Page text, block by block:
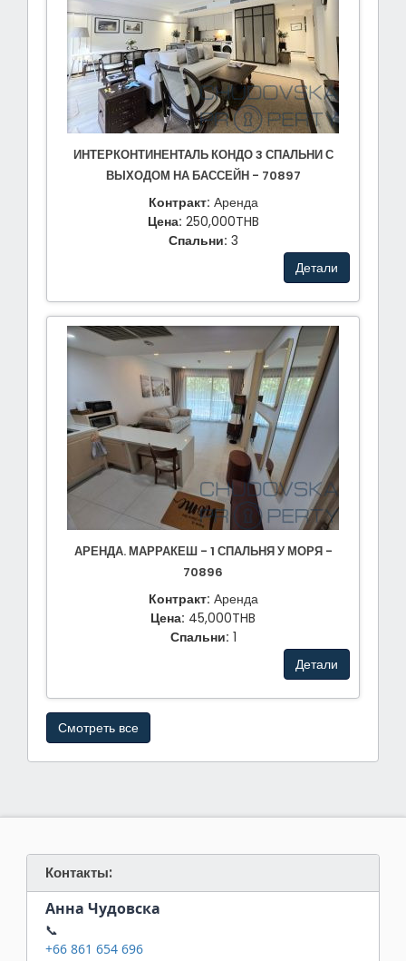
ИНТЕРКОНТИНЕНТАЛЬ КОНДО 3 СПАЛЬНИ С
ВЫХОДОМ НА БАССЕЙН - 70897
Контракт: Аренда
Цена: 250,000THB
Спальни: 3
Детали
АРЕНДА. МАРРАКЕШ - 1 СПАЛЬНЯ У МОРЯ -
70896
Контракт: Аренда
Цена: 45,000THB
Спальни: 1
Детали
Смотреть все
Контакты:
Анна Чудовска
📞
+66 861 654 696